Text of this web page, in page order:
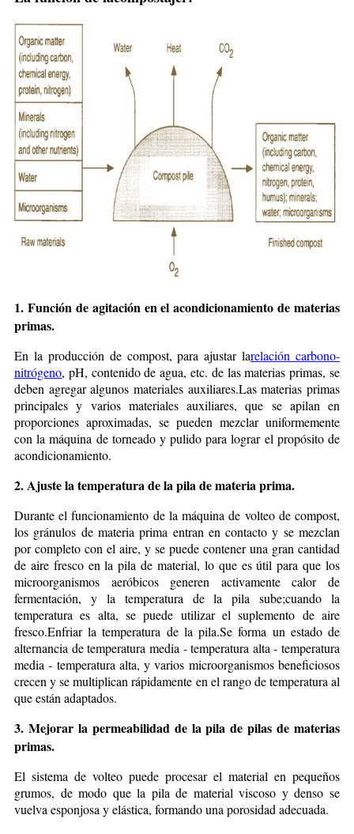
1. Función de agitación en el acondicionamiento de materias
primas.
En la producción de compost, para ajustar larelación carbono-
nitrógeno, pH, contenido de agua, etc. de las materias primas, se
deben agregar algunos materiales auxiliares.Las materias primas
principales y varios materiales auxiliares, que se apilan en
proporciones aproximadas, se pueden mezclar uniformemente
con la máquina de torneado y pulido para lograr el propósito de
acondicionamiento.
2. Ajuste la temperatura de la pila de materia prima.
Durante el funcionamiento de la máquina de volteo de compost,
los gránulos de materia prima entran en contacto y se mezclan
por completo con el aire, y se puede contener una gran cantidad
de aire fresco en la pila de material, lo que es útil para que los
microorganismos aeróbicos generen activamente calor de
fermentación, y la temperatura de la pila sube;cuando la
temperatura es alta, se puede utilizar el suplemento de aire
fresco.Enfriar la temperatura de la pila.Se forma un estado de
alternancia de temperatura media - temperatura alta - temperatura
media - temperatura alta, y varios microorganismos beneficiosos
crecen y se multiplican rápidamente en el rango de temperatura al
que están adaptados.
3. Mejorar la permeabilidad de la pila de pilas de materias
primas.
El sistema de volteo puede procesar el material en pequeños
grumos, de modo que la pila de material viscoso y denso se
vuelva esponjosa y elástica, formando una porosidad adecuada.